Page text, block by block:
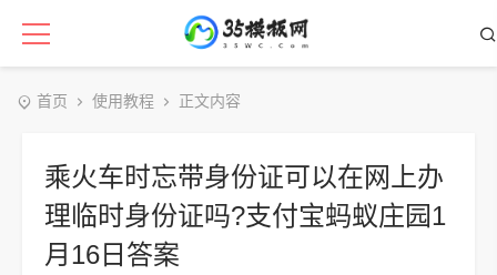
首页 使用教程 正文内容
乘火车时忘带身份证可以在网上办
理临时身份证吗?支付宝蚂蚁庄园1
月16日答案